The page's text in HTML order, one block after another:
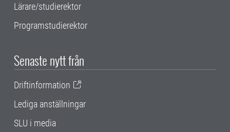
Lärare/studierektor
Programstudierektor
Senaste nytt från
Driftinformation
Lediga anställningar
SLU i media